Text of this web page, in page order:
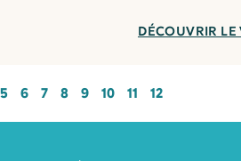
DÉCOUVRIR LE
5 6 7 8 9 10 11 12